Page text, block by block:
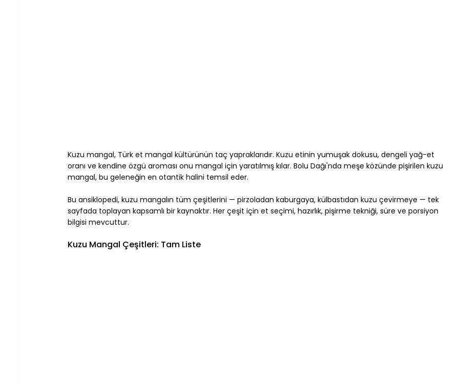
Kuzu mangal, Türk et mangal kültürünün taç yapraklarıdır. Kuzu etinin yumuşak dokusu, dengeli yağ-et
oranı ve kendine özgü aroması onu mangal için yaratılmış kılar. Bolu Dağı'nda meşe közünde pişirilen kuzu
mangal, bu geleneğin en otantik halini temsil eder.
Bu ansiklopedi, kuzu mangalın tüm çeşitlerini — pirzoladan kaburgaya, külbastıdan kuzu çevirmeye — tek
sayfada toplayan kapsamlı bir kaynaktır. Her çeşit için et seçimi, hazırlık, pişirme tekniği, süre ve porsiyon
bilgisi mevcuttur.
Kuzu Mangal Çeşitleri: Tam Liste